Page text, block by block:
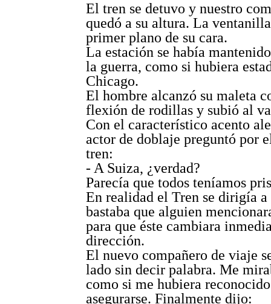
El tren se detuvo y nuestro
quedó a su altura. La
primer plano de su cara.
La estación se había
la guerra, como si hubiera
Chicago.
El hombre alcanzó su maleta
flexión de rodillas y subió al
Con el característico acento
actor de doblaje preguntó por
tren:
- A Suiza, ¿verdad?
Parecía que todos teníamos
En realidad el Tren se dirigía
bastaba que alguien
para que éste cambiara
dirección.
El nuevo compañero de viaje
lado sin decir palabra. Me
como si me hubiera
asegurarse. Finalmente dijo: